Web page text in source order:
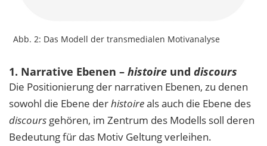
Abb. 2: Das Modell der transmedialen Motivanalyse
1. Narrative Ebenen – histoire und discours
Die Positionierung der narrativen Ebenen, zu denen
sowohl die Ebene derhistoireals auch die Ebene des
discours gehören, im Zentrum des Modells soll deren
Bedeutung für das Motiv Geltung verleihen.